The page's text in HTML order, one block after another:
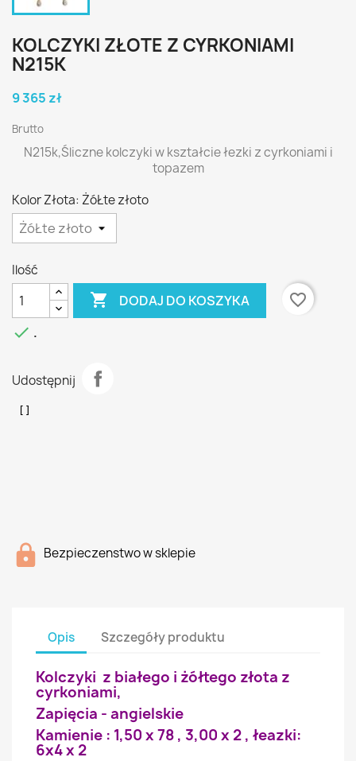
KOLCZYKI ZŁOTE Z CYRKONIAMI
N215K
9 365 zł
Brutto
N215k,Śliczne kolczyki w kształcie łezki z cyrkoniami i
topazem
Kolor Złota: ŻóŁte złoto
Ilość
 DODAJ DO KOSZYKA
favorite_border
 .
Udostępnij
Bezpieczenstwo w sklepie
Opis Szczegóły produktu
Kolczyki z białego i żółtego złota z
cyrkoniami,
Zapięcia - angielskie
Kamienie : 1,50 x 78 , 3,00 x 2 , łeazki:
6x4 x 2